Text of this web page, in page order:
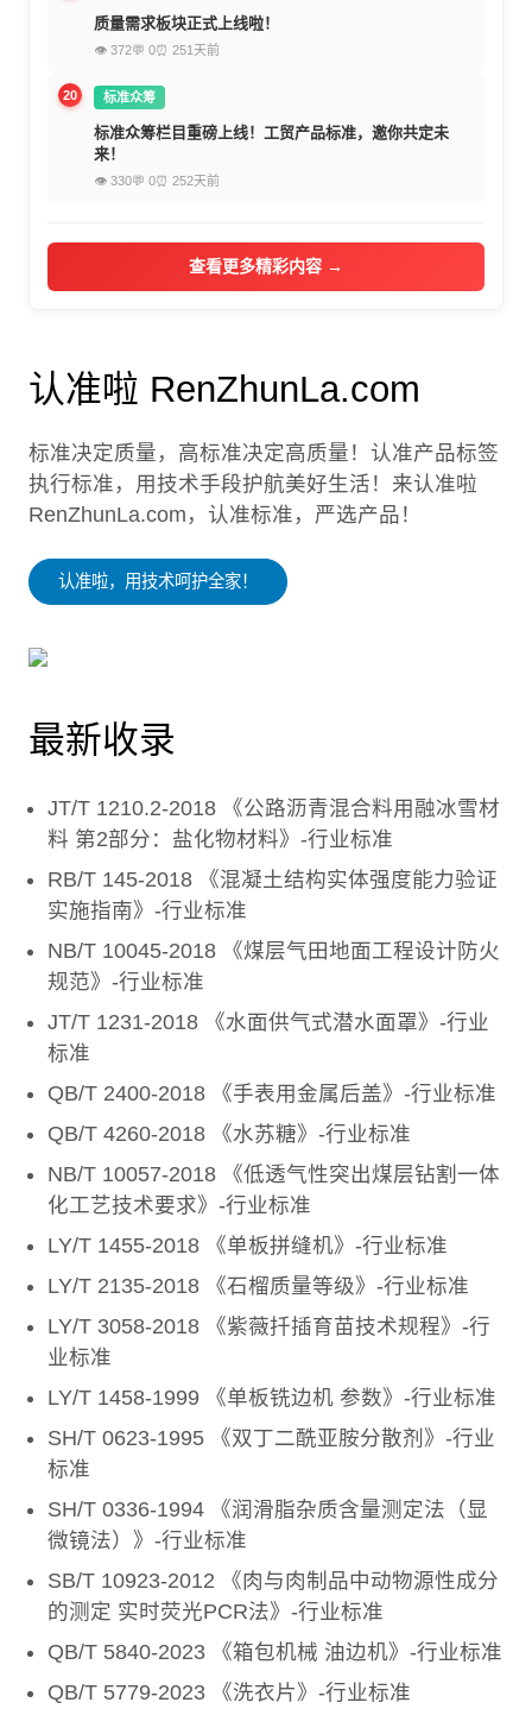
质量需求板块正式上线啦！
👁 372💬 0⏰ 251天前
20 标准众筹
标准众筹栏目重磅上线！工贸产品标准，邀你共定未
来！
👁 330💬 0⏰ 252天前
查看更多精彩内容 →
认准啦 RenZhunLa.com
标准决定质量，高标准决定高质量！认准产品标签
执行标准，用技术手段护航美好生活！来认准啦
RenZhunLa.com，认准标准，严选产品！
认准啦，用技术呵护全家！
最新收录
JT/T 1210.2-2018 《公路沥青混合料用融冰雪材
料 第2部分：盐化物材料》-行业标准
RB/T 145-2018 《混凝土结构实体强度能力验证
实施指南》-行业标准
NB/T 10045-2018 《煤层气田地面工程设计防火
规范》-行业标准
JT/T 1231-2018 《水面供气式潜水面罩》-行业
标准
QB/T 2400-2018 《手表用金属后盖》-行业标准
QB/T 4260-2018 《水苏糖》-行业标准
NB/T 10057-2018 《低透气性突出煤层钻割一体
化工艺技术要求》-行业标准
LY/T 1455-2018 《单板拼缝机》-行业标准
LY/T 2135-2018 《石榴质量等级》-行业标准
LY/T 3058-2018 《紫薇扦插育苗技术规程》-行
业标准
LY/T 1458-1999 《单板铣边机 参数》-行业标准
SH/T 0623-1995 《双丁二酰亚胺分散剂》-行业
标准
SH/T 0336-1994 《润滑脂杂质含量测定法（显
微镜法）》-行业标准
SB/T 10923-2012 《肉与肉制品中动物源性成分
的测定 实时荧光PCR法》-行业标准
QB/T 5840-2023 《箱包机械 油边机》-行业标准
QB/T 5779-2023 《洗衣片》-行业标准